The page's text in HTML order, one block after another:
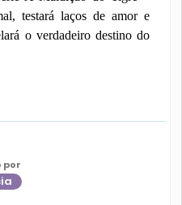
testará laços de amor e
o verdadeiro destino do
por